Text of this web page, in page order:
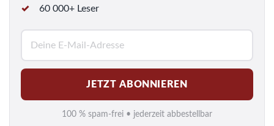
60 000+ Leser
M
a
i
l
JETZT ABONNIEREN
100 % spam-frei • jederzeit abbestellbar